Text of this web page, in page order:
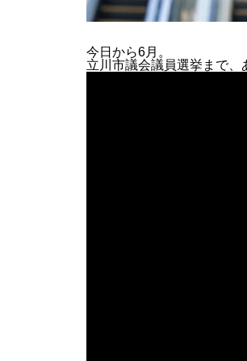
今日から6月。
立川市議会議員選挙まで